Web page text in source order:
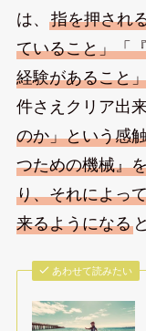
は、 指を押され
ていること」「
経験があること
件さえクリア出
のか」という感
つための機械』
り、それによっ
来るようになる
あわせて読みたい